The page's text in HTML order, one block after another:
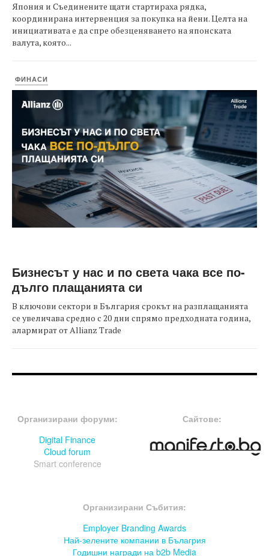
Япония и Съединените щати стартираха рядка,
координирана интервенция за покупка на йени. Целта на
инициативата е да спре обезценяването на японската
валута, която...
ФИНАСИ
Бизнесът у нас и по света чака все по-
дълго плащанията си
В ключови сектори в България срокът на разплащанията
се увеличава средно с 20 дни спрямо предходната година,
алармират от Allianz Trade
Организирани форуми:
Digital Finance
Cloud forum
Smart conference
Сайтове:
Организирани Събития:
Employer Branding Awards
Най-зелените компании в Бълагрия
Годишни награди на b2b Media